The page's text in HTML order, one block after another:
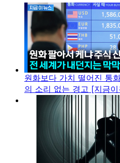
원화보다 가치 떨어진 통
의 소리 없는 경고 [지금